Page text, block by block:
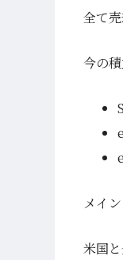
全て
今の
メイ
米国